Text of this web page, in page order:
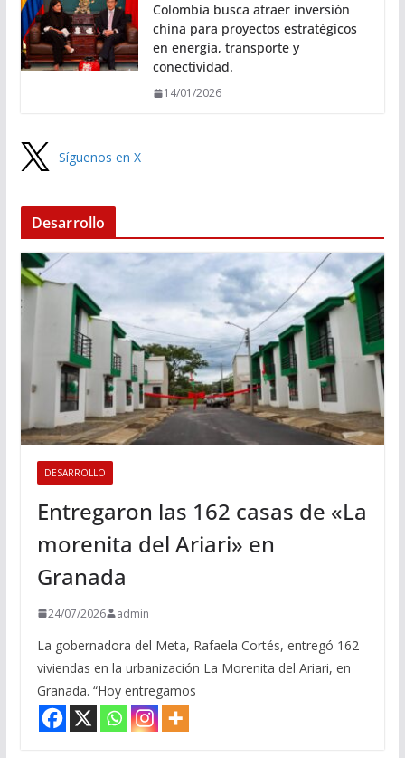
Colombia busca atraer inversión
china para proyectos estratégicos
en energía, transporte y
conectividad.
14/01/2026
Síguenos en X
Desarrollo
DESARROLLO
Entregaron las 162 casas de «La
morenita del Ariari» en
Granada
24/07/2026 admin
La gobernadora del Meta, Rafaela Cortés, entregó 162
viviendas en la urbanización La Morenita del Ariari, en
Granada. “Hoy entregamos